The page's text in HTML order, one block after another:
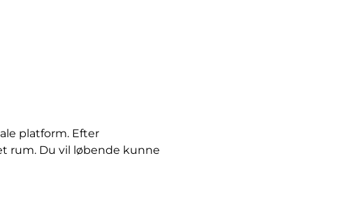
platform. Efter
rum. Du vil løbende kunne